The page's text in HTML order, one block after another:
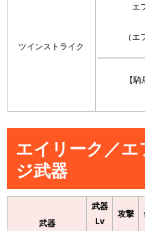
ツインストライク
エ
（
【
エイリーク／
ジ武器
武器
武器
Lv
攻撃